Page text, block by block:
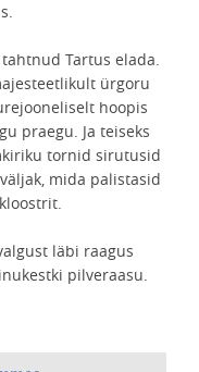
Tartus elada.
ürgoru
hoopis
praegu. Ja teiseks
tornid sirutusid
mida palistasid
läbi raagus
pilveraasu.